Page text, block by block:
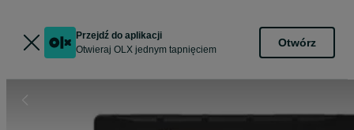
Przejdź do aplikacji
Otwieraj OLX jednym tapnięciem
Otwórz